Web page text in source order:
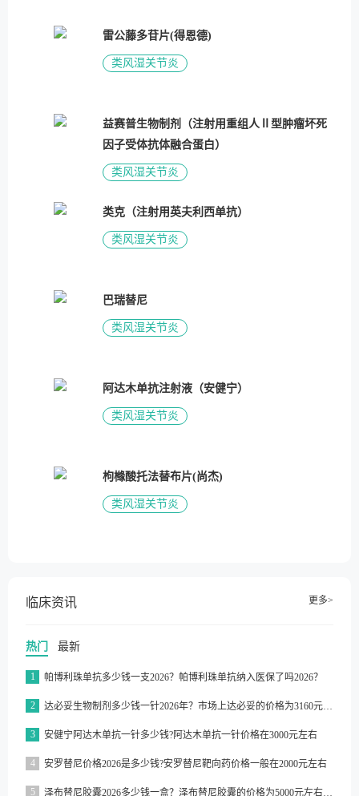
雷公藤多苷片(得恩德)
类风湿关节炎
益赛普生物制剂（注射用重组人Ⅱ型肿瘤坏死
因子受体抗体融合蛋白）
类风湿关节炎
类克（注射用英夫利西单抗）
类风湿关节炎
巴瑞替尼
类风湿关节炎
阿达木单抗注射液（安健宁）
类风湿关节炎
枸橼酸托法替布片(尚杰)
类风湿关节炎
临床资讯 更多>
热门 最新
1 帕博利珠单抗多少钱一支2026？帕博利珠单抗纳入医保了吗2026？
2 达必妥生物制剂多少钱一针2026年？市场上达必妥的价格为3160元/支左右
3 安健宁阿达木单抗一针多少钱?阿达木单抗一针价格在3000元左右
4 安罗替尼价格2026是多少钱?安罗替尼靶向药价格一般在2000元左右
5 泽布替尼胶囊2026多少钱一盒？泽布替尼胶囊的价格为5000元左右一盒